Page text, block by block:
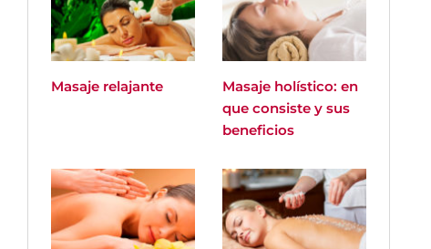
Masaje relajante
Masaje holístico: en
que consiste y sus
beneficios